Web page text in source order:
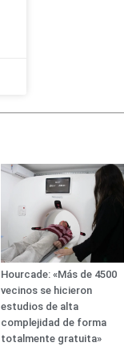
Hourcade: «Más de 4500
vecinos se hicieron
estudios de alta
complejidad de forma
totalmente gratuita»